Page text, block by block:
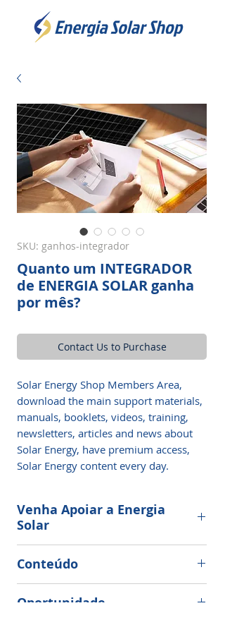
SKU: ganhos-integrador
Quanto um INTEGRADOR
de ENERGIA SOLAR ganha
por mês?
Contact Us to Purchase
Solar Energy Shop Members Area,
download the main support materials,
manuals, booklets, videos, training,
newsletters, articles and news about
Solar Energy, have premium access,
Solar Energy content every day.
Venha Apoiar a Energia
Solar
Shop, aqui você irá encontrar
conteúdos úteis e vantagens exclusivas
para quem faz parte da comunidade
Conteúdo
menos que 5mil por mês está
Oportunidade